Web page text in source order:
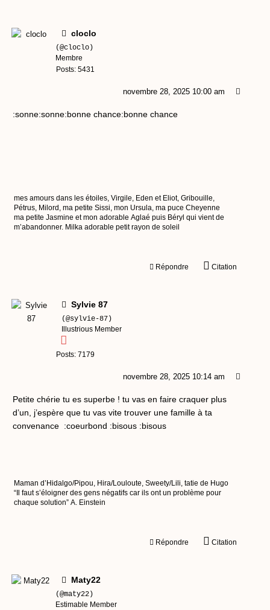
cloclo
(@cloclo)
Membre
Posts: 5431
novembre 28, 2025 10:00 am
:sonne:sonne:bonne chance:bonne chance
mes amours dans les étoiles, Virgile, Eden et Eliot, Gribouille,
Pétrus, Milord, ma petite Sissi, mon Ursula, ma puce Cheyenne
ma petite Jasmine et mon adorable Aglaé puis Béryl qui vient de
m’abandonner. Milka adorable petit rayon de soleil
Répondre Citation
Sylvie 87
(@sylvie-87)
Illustrious Member
Posts: 7179
novembre 28, 2025 10:14 am
Petite chérie tu es superbe ! tu vas en faire craquer plus
d’un, j’espère que tu vas vite trouver une famille à ta
convenance :coeurbond :bisous :bisous
Maman d’Hidalgo/Pipou, Hira/Louloute, Sweety/Lili, tatie de Hugo
“Il faut s’éloigner des gens négatifs car ils ont un problème pour
chaque solution” A. Einstein
Répondre Citation
Maty22
(@maty22)
Estimable Member